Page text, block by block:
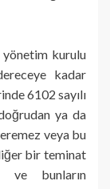
kurulu
kadar
6102 sayılı
ya da
veya bu
bir teminat
ve bunların